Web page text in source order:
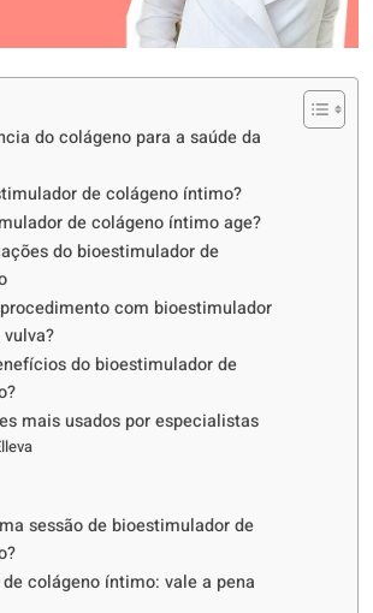
do colágeno para a saúde da
de colágeno íntimo?
de colágeno íntimo age?
do bioestimulador de
com bioestimulador
do bioestimulador de
mais usados por especialistas
sessão de bioestimulador de
colágeno íntimo: vale a pena